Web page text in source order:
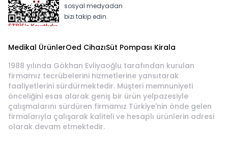
sosyal medyadan
bizi takip edin.
Medikal ÜrünlerOed CihazıSüt Pompası Kirala
1988 yılında Gökhan Evliyaoğlu tarafından kurulan
firmamız tecrübelerini hizmetlerine yansıtarak
faaliyetlerini sürdürmektedir. Müşteri memnuniyeti
önceliğini esas alarak geniş bir ürün yelpazesiyle
çalışmalarını sürdüren firmamız Türkiye'nin önde gelen
firmalarıyla çalışarak kaliteli ve hesaplı ürünlerin adresi
olarak devam etmektedir.